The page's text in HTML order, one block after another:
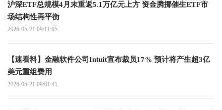
沪深ETF总规模4月末重返5.1万亿元上方 资金腾挪催生ETF市
场结构性再平衡
2026-05-21 09:11:05
【速看料】金融软件公司Intuit宣布裁员17% 预计将产生超3亿
美元重组费用
2026-05-21 09:01:41